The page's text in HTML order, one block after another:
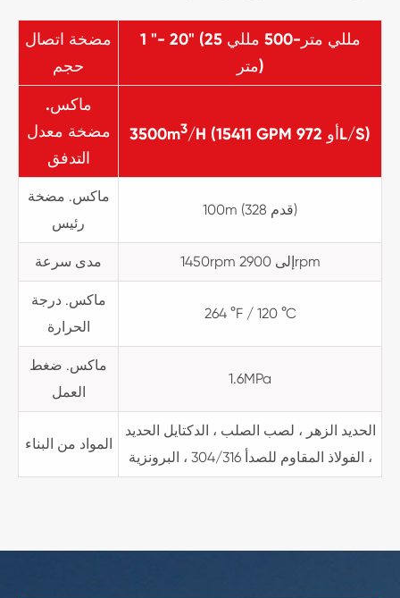
مضخة اتصال
حجم
1 "- 20" (25 مللي متر-500 مللي
متر)
ماكس.
مضخة معدل
التدفق
3500m3 /H (15411 GPM أو 972L/S)
ماكس. مضخة
رئيس
100m (328 قدم)
مدى سرعة 1450rpm إلى 2900rpm
ماكس. درجة
الحرارة
264 °F / 120 °C
ماكس. ضغط
العمل
1.6MPa
المواد من البناء
الحديد الزهر ، لصب الصلب ، الدكتايل الحديد
، الفولاذ المقاوم للصدأ 304/316 ، البرونزية